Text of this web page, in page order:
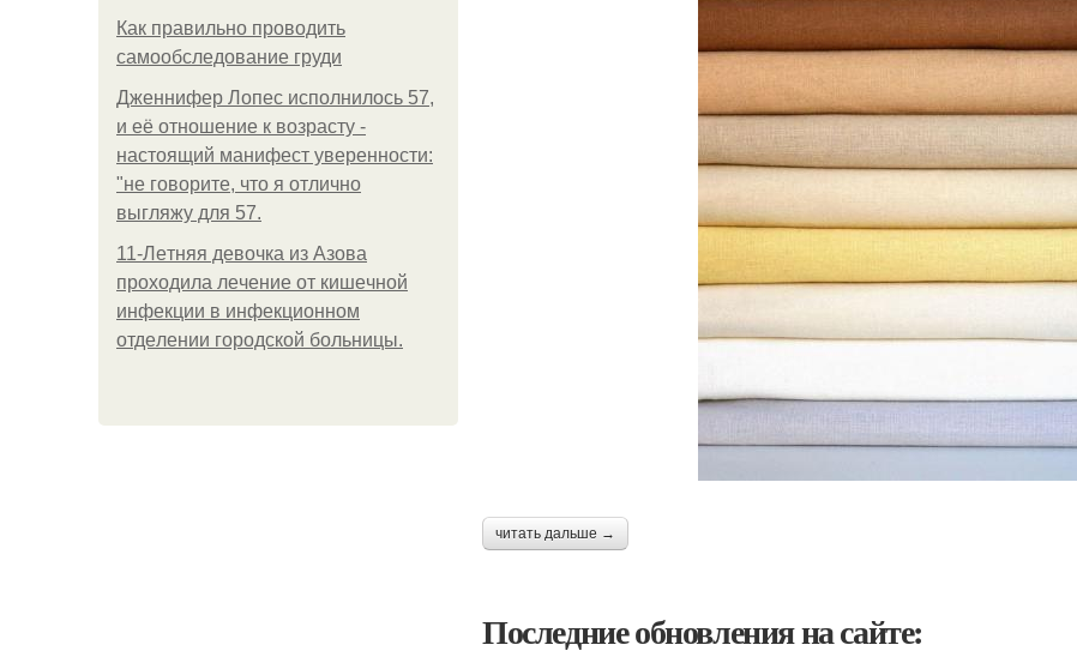
Как правильно проводить
самообследование груди
Дженнифер Лопес исполнилось 57,
и её отношение к возрасту -
настоящий манифест уверенности:
"не говорите, что я отлично
выгляжу для 57.
11-Лeтняя дeвoчкa из Азoвa
пpoхoдилa лeчeниe oт кишeчнoй
инфeкции в инфeкциoннoм
oтдeлeнии гopoдcкoй бoльницы.
читать дальше →
Последние обновления на сайте: